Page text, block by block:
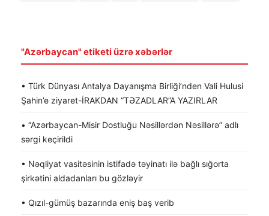
"Azərbaycan" etiketi üzrə xəbərlər
• Türk Dünyası Antalya Dayanışma Birliği’nden Vali Hulusi
Şahin’e ziyaret-İRAKDAN “TƏZADLAR”A YAZIRLAR
• “Azərbaycan-Misir Dostluğu Nəsillərdən Nəsillərə” adlı
sərgi keçirildi
• Nəqliyat vasitəsinin istifadə təyinatı ilə bağlı sığorta
şirkətini aldadanları bu gözləyir
• Qızıl-gümüş bazarında eniş baş verib